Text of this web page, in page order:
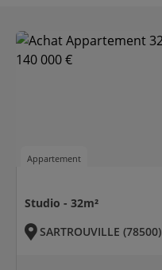
Appartement
Studio - 32m²
SARTROUVILLE (78500)